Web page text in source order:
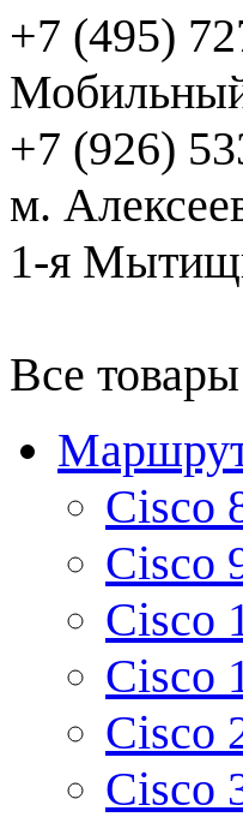
+7 (495)
+7 (926)
м.
1-я
Все товары
Cisco
Cisco
Cisco
Cisco
Cisco
Cisco